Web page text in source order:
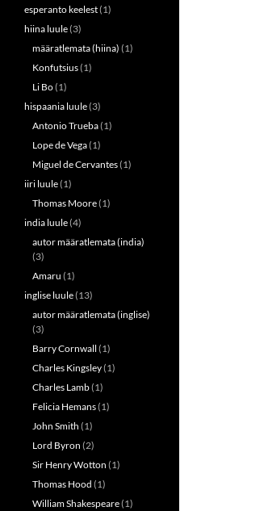
esperanto keelest(1)
hiina luule(3)
määratlemata (hiina) (1)
Konfutsius(1)
Li Bo(1)
hispaania luule(3)
Antonio Trueba(1)
Lope de Vega(1)
Miguel de Cervantes(1)
iiri luule(1)
Thomas Moore(1)
india luule(4)
autor määratlemata (india)
(3)
Amaru (1)
inglise luule(13)
autor määratlemata (inglise)
(3)
Barry Cornwall (1)
Charles Kingsley(1)
Charles Lamb(1)
Felicia Hemans(1)
John Smith (1)
Lord Byron (2)
Sir Henry Wotton (1)
Thomas Hood (1)
William Shakespeare(1)